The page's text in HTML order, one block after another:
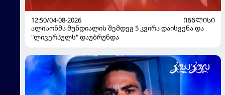
12:50/04-08-2026
ᲘᲜᲒᲚᲘᲡᲘ
ალისონმა მუნდიალის შემდეგ 5 კვირა დაისვენა და
"ლივერპულს" დაუბრუნდა